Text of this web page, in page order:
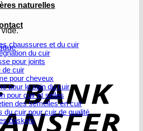
vide.
naturelles
chaussures et du cuir
du cuir
pour joints
de cuir
pour cheveux
pour le soin du cuir
pour cuir et selles
des semelles en cuir
du cuir pour cuir de qualité
baskets